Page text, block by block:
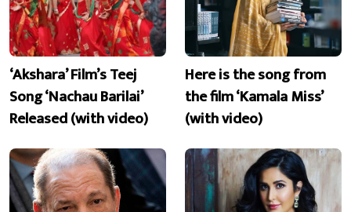
‘Akshara’ Film’s Teej
Song ‘Nachau Barilai’
Released (with video)
Here is the song from
the film ‘Kamala Miss’
(with video)